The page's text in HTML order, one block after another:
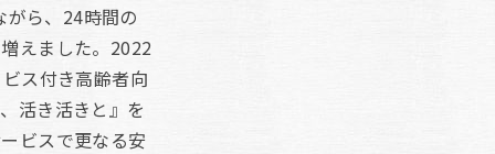
ら、24時間の
えました。2022
ス付き高齢者向
活き活きと』を
ビスで更なる安